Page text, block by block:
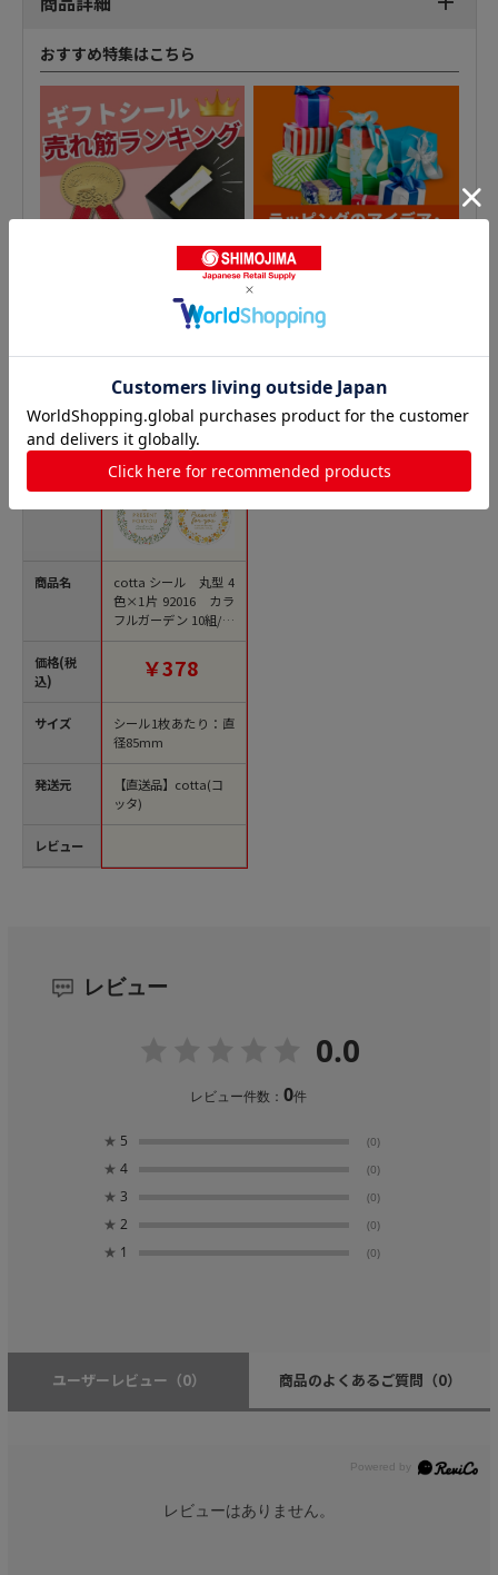
おすすめ特集はこちら
一般ギフトシールの人気商品との比較
商品名
価格(税
込)
サイズ
発送元
レビュー
cotta シール 丸型 4
色×1片 92016 カラ
フルガーデン 10組/束
（ご注文単位1束）
￥378
シール1枚あたり：直
径85mm
【直送品】cotta(コ
ッタ)
レビュー
0.0
レビュー件数：0件
★ 5 (0)
★ 4 (0)
★ 3 (0)
★ 2 (0)
★ 1 (0)
ユーザーレビュー （0） 商品のよくあるご質問 （0）
レビューはありません。